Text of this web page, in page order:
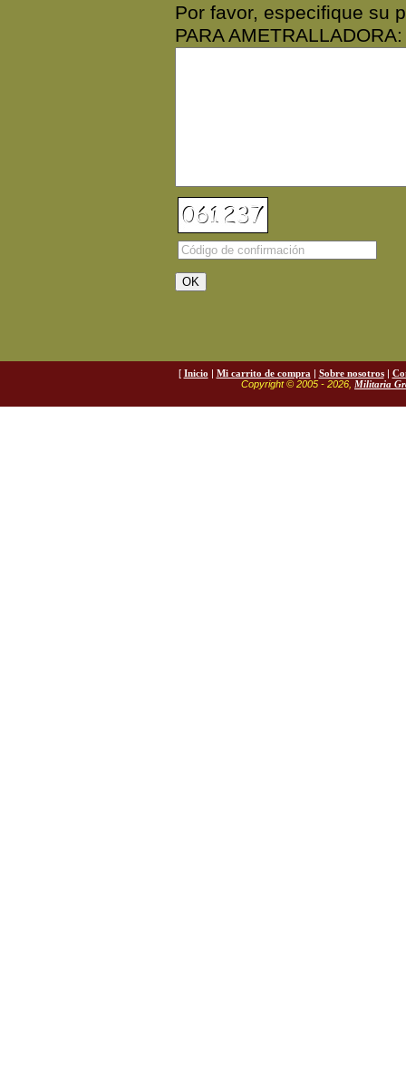
Por favor, especifique su
PARA AMETRALLADORA:
[ Inicio | Mi carrito de compra | Sobre nosotros|
Copyright © 2005 - 2026, Militaria